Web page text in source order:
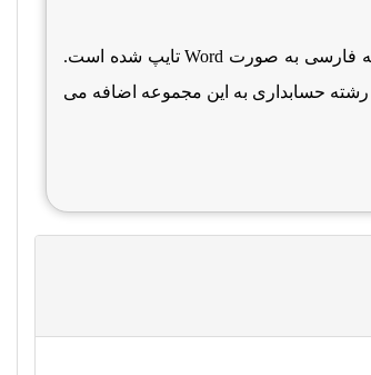
فارسی به صورت Wordتایپ شده است.
رشته حسابداری به این مجموعه اضافه می